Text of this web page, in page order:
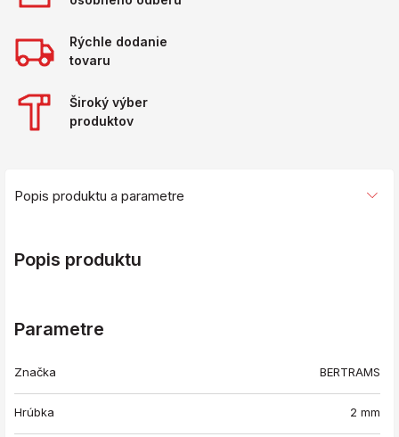
Rýchle dodanie
tovaru
Široký výber
produktov
Popis produktu a parametre
Popis produktu
Parametre
Značka BERTRAMS
Hrúbka 2 mm